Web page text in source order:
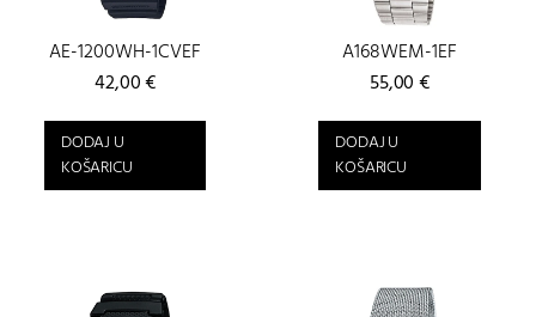
AE-1200WH-1CVEF
42,00€
DODAJ U
KOŠARICU
A168WEM-1EF
55,00€
DODAJ U
KOŠARICU